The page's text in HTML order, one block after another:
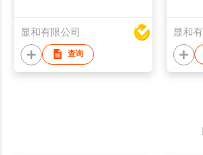
显和有限公司
查询
显和